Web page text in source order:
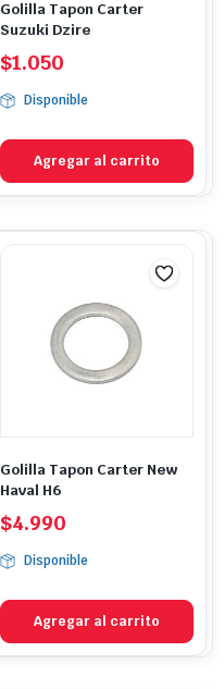
Golilla Tapon Carter
Suzuki Dzire
$1.050
Disponible
Agregar al carrito
Golilla Tapon Carter New
Haval H6
$4.990
Disponible
Agregar al carrito